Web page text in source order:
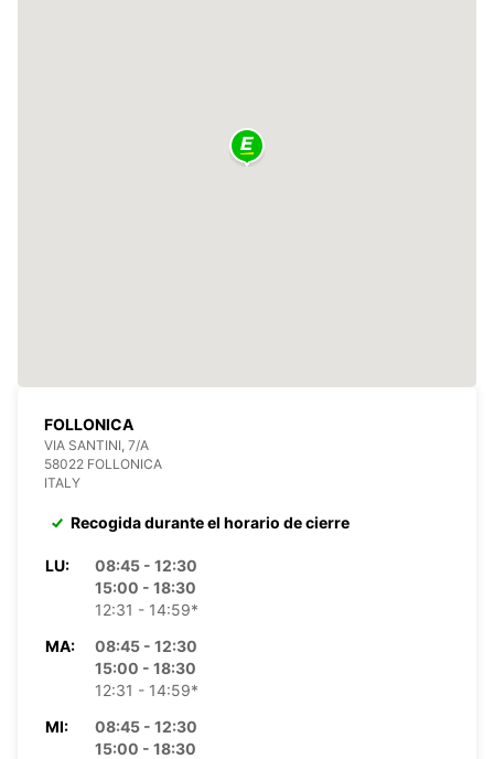
FOLLONICA
VIA SANTINI, 7/A
58022 FOLLONICA
ITALY
Recogida durante el horario de cierre
LU:
08:45 - 12:30
15:00 - 18:30
12:31 - 14:59*
MA:
08:45 - 12:30
15:00 - 18:30
12:31 - 14:59*
MI:
08:45 - 12:30
15:00 - 18:30